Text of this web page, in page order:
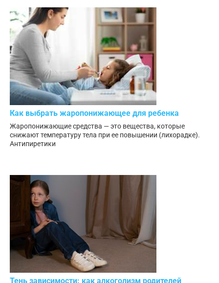
Как выбрать жаропонижающее для ребенка
Жаропонижающие средства — это вещества, которые
снижают температуру тела при ее повышении (лихорадке).
Антипиретики
Тень зависимости: как алкоголизм родителей